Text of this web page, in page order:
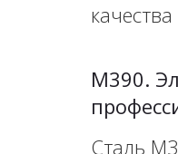
M390.
Сталь